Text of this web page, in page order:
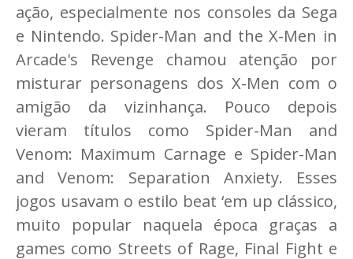
ação, especialmente nos consoles da Sega
e Nintendo. Spider-Man and the X-Men in
Arcade's Revenge chamou atenção por
misturar personagens dos X-Men com o
amigão da vizinhança. Pouco depois
vieram títulos como Spider-Man and
Venom: Maximum Carnage e Spider-Man
and Venom: Separation Anxiety. Esses
jogos usavam o estilo beat ‘em up clássico,
muito popular naquela época graças a
games como Streets of Rage, Final Fight e